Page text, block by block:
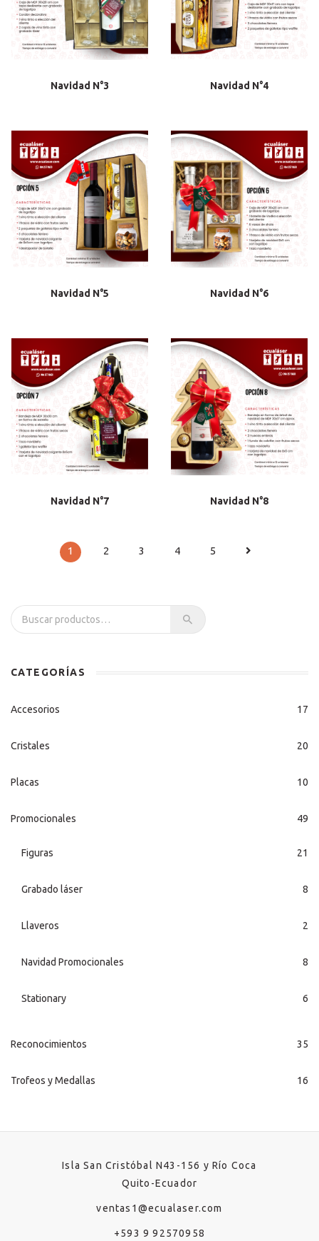
Navidad N°3 Navidad N°4
Navidad N°5 Navidad N°6
Navidad N°7 Navidad N°8
1 2 3 4 5
Buscar por:
CATEGORÍAS
Accesorios 17
Cristales 20
Placas 10
Promocionales 49
Figuras 21
Grabado láser 8
Llaveros 2
Navidad Promocionales 8
Stationary 6
Reconocimientos 35
Trofeos y Medallas 16
Isla San Cristóbal N43-156 y Río Coca
Quito-Ecuador
ventas1@ecualaser.com
+593 9 92570958